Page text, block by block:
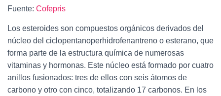
Fuente: Cofepris
Los esteroides son compuestos orgánicos derivados del
núcleo del ciclopentanoperhidrofenantreno o esterano, que
forma parte de la estructura química de numerosas
vitaminas y hormonas. Este núcleo está formado por cuatro
anillos fusionados: tres de ellos con seis átomos de
carbono y otro con cinco, totalizando 17 carbonos. En los